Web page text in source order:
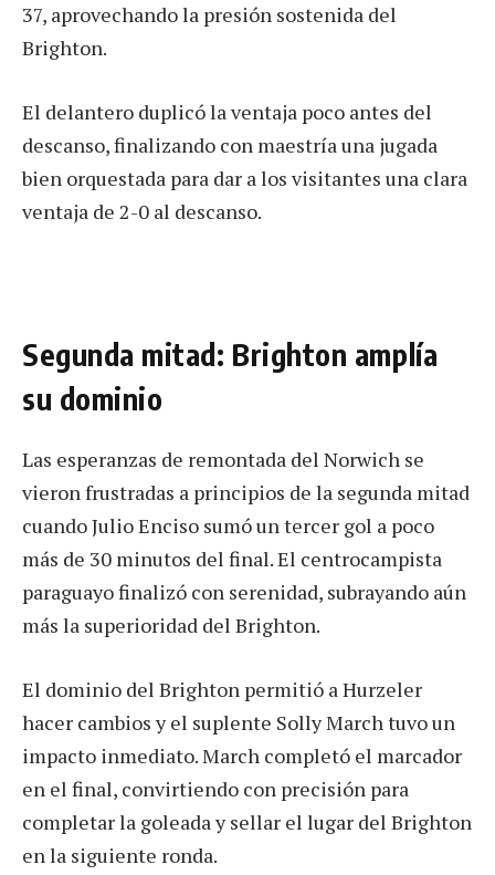
37, aprovechando la presión sostenida del
Brighton.
El delantero duplicó la ventaja poco antes del
descanso, finalizando con maestría una jugada
bien orquestada para dar a los visitantes una clara
ventaja de 2-0 al descanso.
Segunda mitad: Brighton amplía
su dominio
Las esperanzas de remontada del Norwich se
vieron frustradas a principios de la segunda mitad
cuando Julio Enciso sumó un tercer gol a poco
más de 30 minutos del final. El centrocampista
paraguayo finalizó con serenidad, subrayando aún
más la superioridad del Brighton.
El dominio del Brighton permitió a Hurzeler
hacer cambios y el suplente Solly March tuvo un
impacto inmediato. March completó el marcador
en el final, convirtiendo con precisión para
completar la goleada y sellar el lugar del Brighton
en la siguiente ronda.